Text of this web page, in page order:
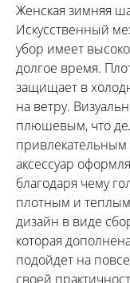
Женская зимняя
Искусственный
убор имеет
долгое время.
защищает в
на ветру.
плюшевым, что
аксессуар
благодаря чему
плотным и
дизайн в виде
которая
подойдет на
своей